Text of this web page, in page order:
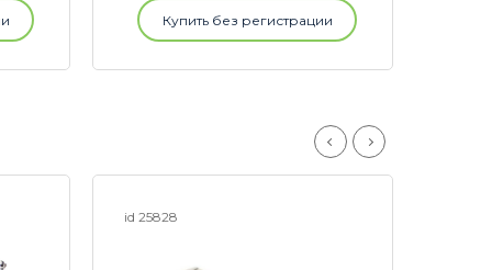
Купить без регистрации
id 25828